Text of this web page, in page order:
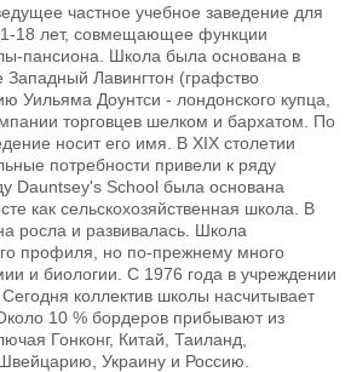
частное учебное заведение для
18 лет, совмещающее функции
пансиона. Школа была основана в
Западный Лавингтон (графство
Уильяма Доунтси - лондонского купца,
торговцев шелком и бархатом. По
носит его имя. В XIX столетии
потребности привели к ряду
Dauntsey's School была основана
как сельскохозяйственная школа. В
росла и развивалась. Школа
профиля, но по-прежнему много
и биологии. С 1976 года в учреждении
коллектив школы насчитывает
10 % бордеров прибывают из
Гонконг, Китай, Таиланд,
Украину и Россию.